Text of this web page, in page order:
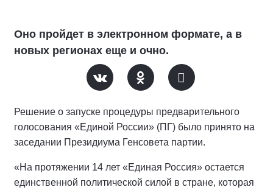
Оно пройдет в электронном формате, а в
новых регионах еще и очно.
Решение о запуске процедуры предварительного
голосования «Единой России» (ПГ) было принято на
заседании Президиума Генсовета партии.
«На протяжении 14 лет «Единая Россия» остается
единственной политической силой в стране, которая